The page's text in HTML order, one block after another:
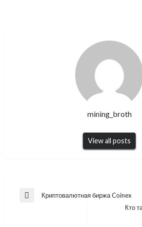
mining_broth
View all posts
Навигация
Previous
Криптовалютная биржа Coinex
Кто